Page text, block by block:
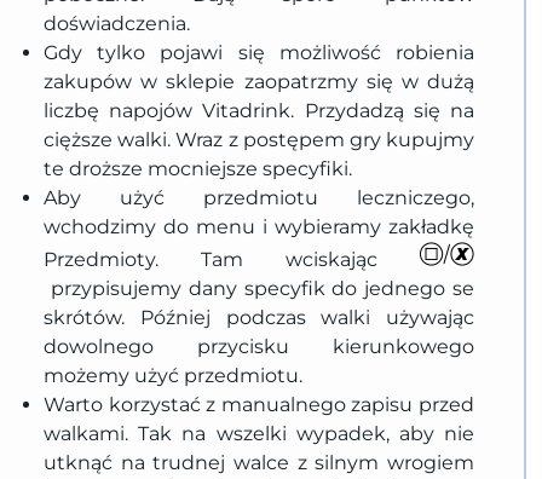
doświadczenia.
Gdy tylko pojawi się możliwość robienia
zakupów w sklepie zaopatrzmy się w dużą
liczbę napojów Vitadrink. Przydadzą się na
cięższe walki. Wraz z postępem gry kupujmy
te droższe mocniejsze specyfiki.
Aby użyć przedmiotu leczniczego,
wchodzimy do menu i wybieramy zakładkę
Przedmioty. Tam wciskając
przypisujemy dany specyfik do jednego se
skrótów. Później podczas walki używając
dowolnego przycisku kierunkowego
możemy użyć przedmiotu.
Warto korzystać z manualnego zapisu przed
walkami. Tak na wszelki wypadek, aby nie
utknąć na trudnej walce z silnym wrogiem